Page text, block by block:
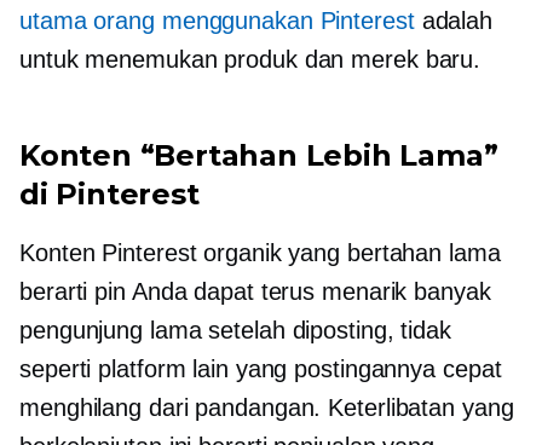
utama orang menggunakan Pinterestadalah
untuk menemukan produk dan merek baru.
Konten “Bertahan Lebih Lama”
di Pinterest
Konten Pinterest organik yang bertahan lama
berarti pin Anda dapat terus menarik banyak
pengunjung lama setelah diposting, tidak
seperti platform lain yang postingannya cepat
menghilang dari pandangan. Keterlibatan yang